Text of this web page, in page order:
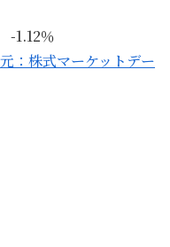
1.12％
：株式マーケットデー